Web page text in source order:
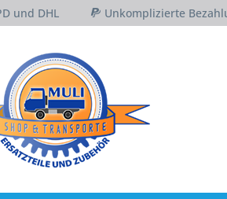
und DHL Unkomplizierte